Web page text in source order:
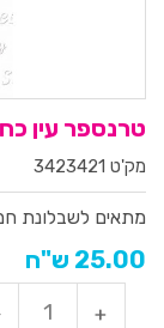
טרנספר עין
מק'ט 3423421
מתאים לשבלונת
25.00 ש"ח